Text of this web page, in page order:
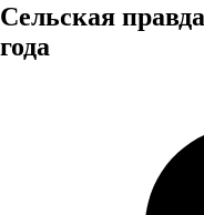
Сельская
года